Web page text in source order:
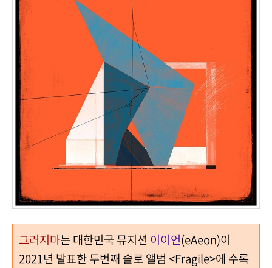
그러지마는 대한민국 뮤지션 이이언(eAeon)이
2021년 발표한 두번째 솔로 앨범 <Fragile>에 수록